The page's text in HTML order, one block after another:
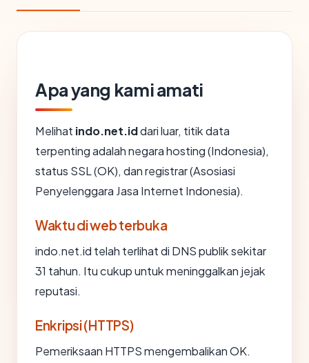
Apa yang kami amati
Melihat indo.net.iddari luar, titik data
terpenting adalah negara hosting (Indonesia),
status SSL (OK), dan registrar (Asosiasi
Penyelenggara Jasa Internet Indonesia).
Waktu di web terbuka
indo.net.id telah terlihat di DNS publik sekitar
31 tahun. Itu cukup untuk meninggalkan jejak
reputasi.
Enkripsi (HTTPS)
Pemeriksaan HTTPS mengembalikan OK.